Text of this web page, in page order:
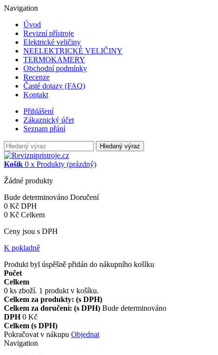
Navigation
Úvod
Revizní přístroje
Elektrické veličiny
NEELEKTRICKÉ VELIČINY
TERMOKAMERY
Obchodní podmínky
Recenze
Časté dotazy (FAQ)
Kontakt
Přihlášení
Zákaznický účet
Seznam přání
Hledaný výraz
Košík 0 x Produkty (prázdný)
Žádné produkty
Bude determinováno Doručení
0 Kč DPH
0 Kč Celkem
Ceny jsou s DPH
K pokladně
Produkt byl úspěšně přidán do nákupního košíku
Počet
Celkem
0 ks zboží. 1 produkt v košíku.
Celkem za produkty: (s DPH)
Celkem za doručení: (s DPH) Bude determinováno
DPH 0 Kč
Celkem (s DPH)
Pokračovat v nákupu Objednat
Navigation